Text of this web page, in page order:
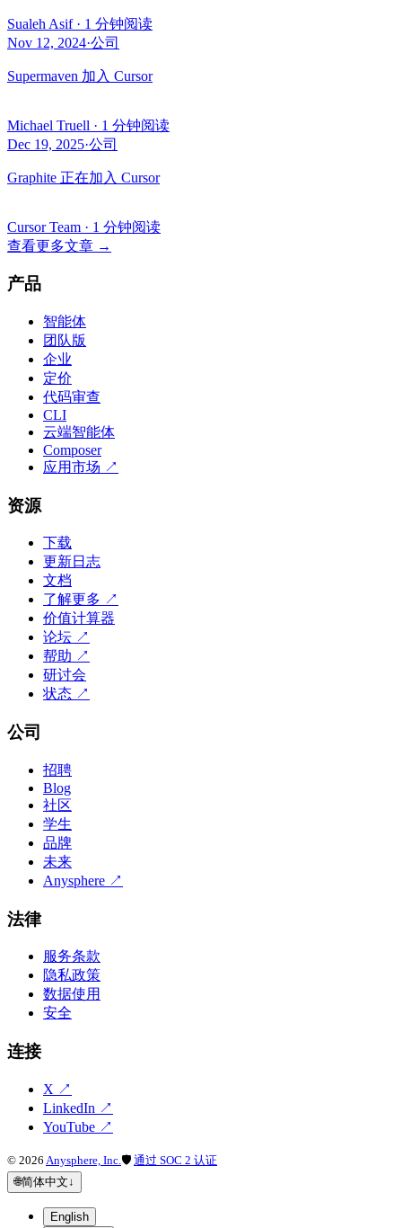
Sualeh Asif· 1 分钟阅读
Nov 12, 2024·公司
Supermaven 加入 Cursor
Michael Truell · 1 分钟阅读
Dec 19, 2025·公司
Graphite 正在加入 Cursor
Cursor Team · 1 分钟阅读
查看更多文章 →
产品
智能体
团队版
企业
定价
代码审查
CLI
云端智能体
Composer
应用市场 ↗
资源
下载
更新日志
文档
了解更多 ↗
价值计算器
论坛 ↗
帮助 ↗
研讨会
状态 ↗
公司
招聘
Blog
社区
学生
品牌
未来
Anysphere ↗
法律
服务条款
隐私政策
数据使用
安全
连接
X ↗
LinkedIn ↗
YouTube ↗
© 2026 Anysphere, Inc. 🛡 通过 SOC 2 认证
🌐简体中文↓
English